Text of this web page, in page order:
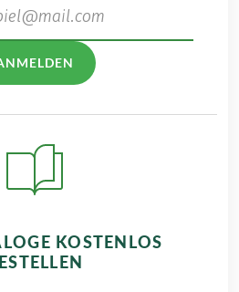
KOSTENLOS